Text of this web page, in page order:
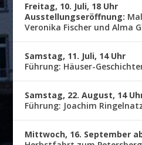
Freitag, 10. Juli, 18 Uhr
Ausstellungseröffnung:
Veronika Fischer und Alma
Samstag, 11. Juli, 14 Uhr
Führung: Häuser-
Samstag, 22. August, 14
Führung: Joachim
Mittwoch, 16. September